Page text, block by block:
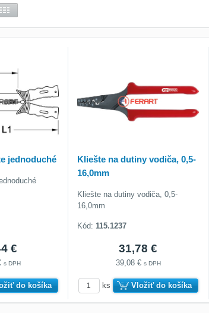
jednoduché
€
s DPH
do košíka
Kliešte na dutiny vodiča, 0,5-
16,0mm
Kliešte na dutiny vodiča, 0,5-
16,0mm
Kód: 115.1237
31,78 €
39,08 € s DPH
ks Vložiť do košíka